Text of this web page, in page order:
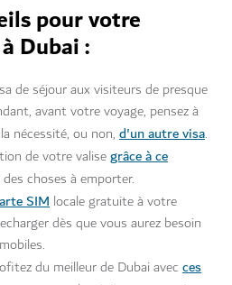
pour votre
Dubai :
de séjour aux visiteurs de presque
avant votre voyage, pensez à
nécessité, ou non, d'un autre visa.
de votre valisegrâce à ce
choses à emporter.
SIMlocale gratuite à votre
dès que vous aurez besoin
du meilleur de Dubai avec ces